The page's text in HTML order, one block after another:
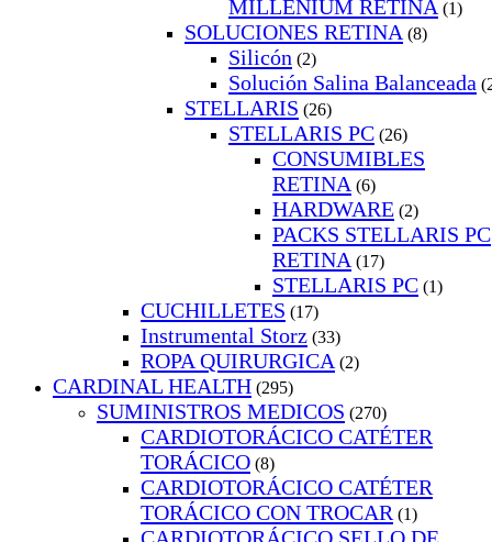
MILLENIUM RETINA (1)
SOLUCIONES RETINA (8)
Silicón (2)
Solución Salina Balanceada
STELLARIS (26)
STELLARIS PC (26)
CONSUMIBLES
RETINA (6)
HARDWARE (2)
PACKS STELLARIS PC
RETINA (17)
STELLARIS PC (1)
CUCHILLETES (17)
Instrumental Storz (33)
ROPA QUIRURGICA (2)
CARDINAL HEALTH (295)
SUMINISTROS MEDICOS (270)
CARDIOTORÁCICO CATÉTER
TORÁCICO (8)
CARDIOTORÁCICO CATÉTER
TORÁCICO CON TROCAR (1)